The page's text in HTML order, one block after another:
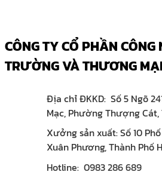
CÔNG TY CỔ PHẦN CÔNG
TRƯỜNG VÀ THƯƠNG
Địa chỉ ĐKKD: Số 5 Ngõ
Mạc, Phường Thượng Cát,
Xưởng sản xuất: Số 10
Xuân Phương, Thành Phố
Hotline: 0983 286 689